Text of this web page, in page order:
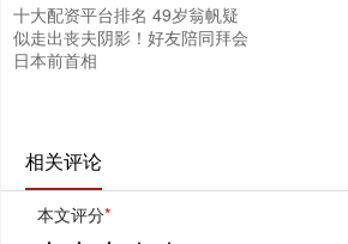
十大配资平台排名 49岁翁帆疑
似走出丧夫阴影！好友陪同拜会
日本前首相
相关评论
本文评分*